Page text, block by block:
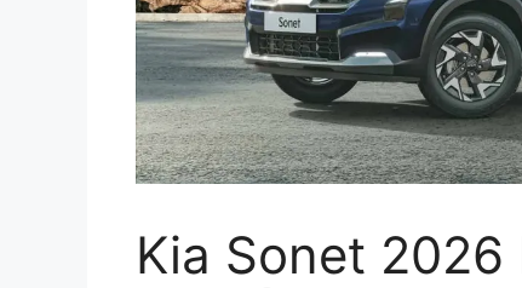
Kia Sonet 2026